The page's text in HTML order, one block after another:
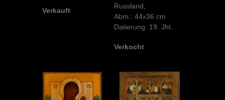
Verkauft
Russland,
Abm.: 44x36 cm
Datierung: 19. Jht.
Verkocht